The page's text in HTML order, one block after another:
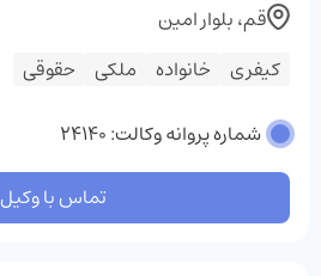
کیفری خانواده ملکی حقوقی
قم، بلوار امین
شماره پروانه وکالت: 24140
تماس با وکیل